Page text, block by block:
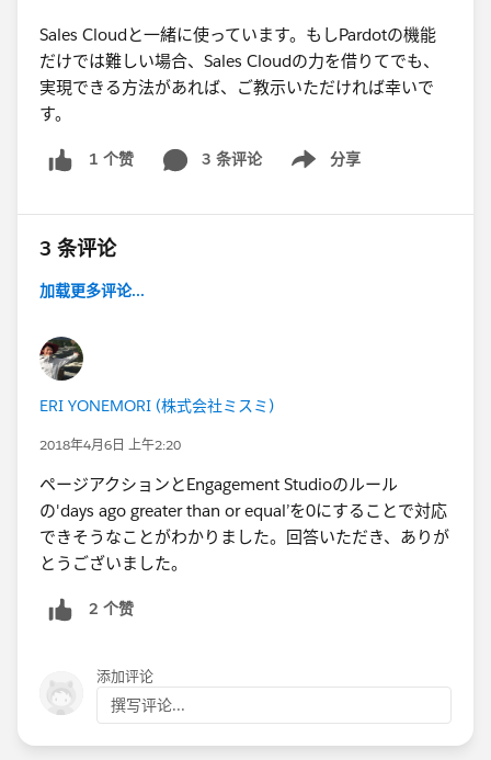
Sales Cloudと一緒に使っています。もしPardotの機能
だけでは難しい場合、Sales Cloudの力を借りてでも、
実現できる方法があれば、ご教示いただければ幸いで
す。
1 个赞 3 条评论 分享
Show menu
3 条评论
加载更多评论...
ERI YONEMORI (株式会社ミスミ)
2018年4月6日 上午2:20
ページアクションとEngagement Studioのルール
の'days ago greater than or equal’を0にすることで対応
できそうなことがわかりました。回答いただき、ありが
とうございました。
2 个赞
添加评论
撰写评论...